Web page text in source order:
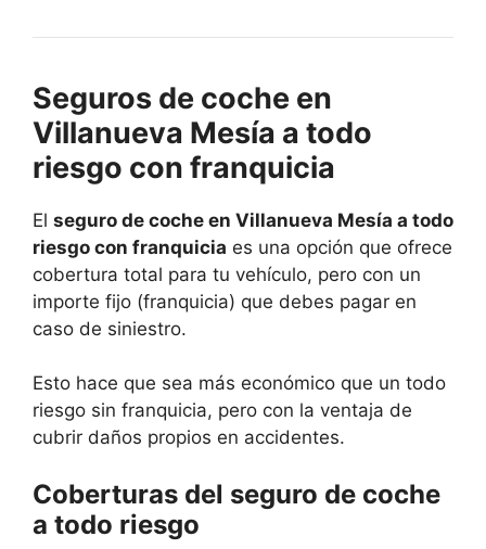
Seguros de coche en
Villanueva Mesía a todo
riesgo con franquicia
El seguro de coche en Villanueva Mesía a todo
riesgo con franquicia es una opción que ofrece
cobertura total para tu vehículo, pero con un
importe fijo (franquicia) que debes pagar en
caso de siniestro.
Esto hace que sea más económico que un todo
riesgo sin franquicia, pero con la ventaja de
cubrir daños propios en accidentes.
Coberturas del seguro de coche
a todo riesgo